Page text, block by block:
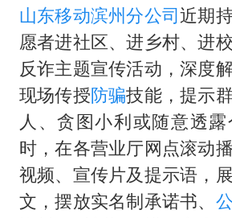
夯实基础开
山东移动滨州分公司近期
愿者进社区、进乡村、进
反诈主题宣传活动，深度
现场传授防骗技能，提示
人、贪图小利或随意透
时，在各营业厅网点滚动
视频、宣传片及提示语，
文，摆放实名制承诺书、